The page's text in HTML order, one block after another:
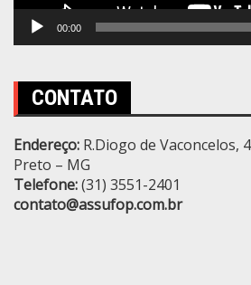
00:00
CONTATO
Endereço: R.Diogo de Vaconcelos,
Preto – MG
Telefone:(31) 3551-2401
contato@assufop.com.br